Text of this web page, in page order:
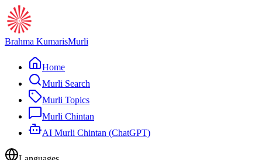
Brahma KumarisMurli
Home
Murli Search
Murli Topics
Murli Chintan
AI Murli Chintan (ChatGPT)